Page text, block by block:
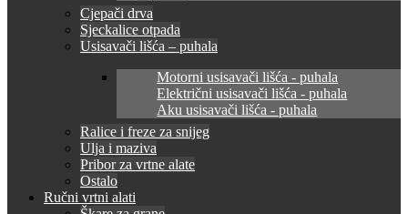
Cjepači drva
Sjeckalice otpada
Usisavači lišća – puhala
Motorni usisavači lišća - puhala
Električni usisavači lišća - puhala
Aku usisavači lišća - puhala
Ralice i freze za snijeg
Ulja i maziva
Pribor za vrtne alate
Ostalo
Ručni vrtni alati